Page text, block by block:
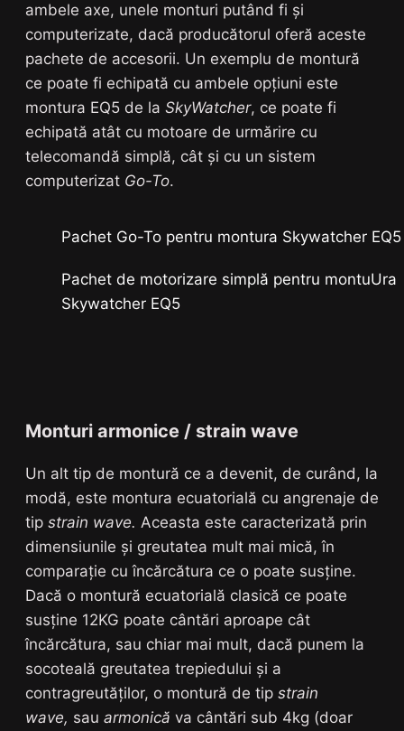
ambele axe, unele monturi putând fi și
computerizate, dacă producătorul oferă aceste
pachete de accesorii. Un exemplu de montură
ce poate fi echipată cu ambele opțiuni este
montura EQ5 de la SkyWatcher, ce poate fi
echipată atât cu motoare de urmărire cu
telecomandă simplă, cât și cu un sistem
computerizat Go-To.
Pachet Go-To pentru montura Skywatcher EQ5
Pachet de motorizare simplă pentru montuUra
Skywatcher EQ5
Monturi armonice / strain wave
Un alt tip de montură ce a devenit, de curând, la
modă, este montura ecuatorială cu angrenaje de
tip strain wave. Aceasta este caracterizată prin
dimensiunile și greutatea mult mai mică, în
comparație cu încărcătura ce o poate susține.
Dacă o montură ecuatorială clasică ce poate
susține 12KG poate cântări aproape cât
încărcătura, sau chiar mai mult, dacă punem la
socoteală greutatea trepiedului și a
contragreutăților, o montură de tip strain
wave, sau armonică va cântări sub 4kg (doar